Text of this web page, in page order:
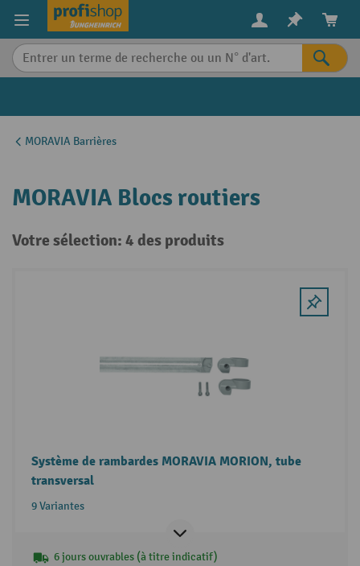
content
MORAVIA Barrières
MORAVIA Blocs routiers
Votre sélection: 4 des produits
Système de rambardes MORAVIA MORION, tube
transversal
9 Variantes
6 jours ouvrables (à titre indicatif)